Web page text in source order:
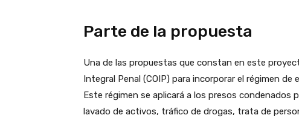
Parte de la propuesta
Una de las propuestas que constan en este
Integral Penal (COIP) para incorporar el régimen de
Este régimen se aplicará a los presos condenados
lavado de activos, tráfico de drogas, trata de